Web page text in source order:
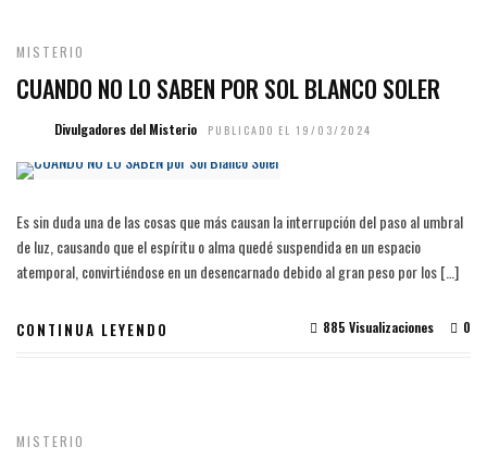
MISTERIO
CUANDO NO LO SABEN POR SOL BLANCO SOLER
Divulgadores del Misterio PUBLICADO EL 19/03/2024
Es sin duda una de las cosas que más causan la interrupción del paso al umbral
de luz, causando que el espíritu o alma quedé suspendida en un espacio
atemporal, convirtiéndose en un desencarnado debido al gran peso por los […]
CONTINUA LEYENDO 0
885 Visualizaciones
MISTERIO